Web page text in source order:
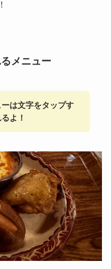
メニュー
は文字をタップす
よ！